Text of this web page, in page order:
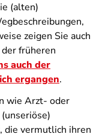
(alten)
zeigen Sie auch
früheren
auch der
ergangen.
wie Arzt- oder
die vermutlich ihren